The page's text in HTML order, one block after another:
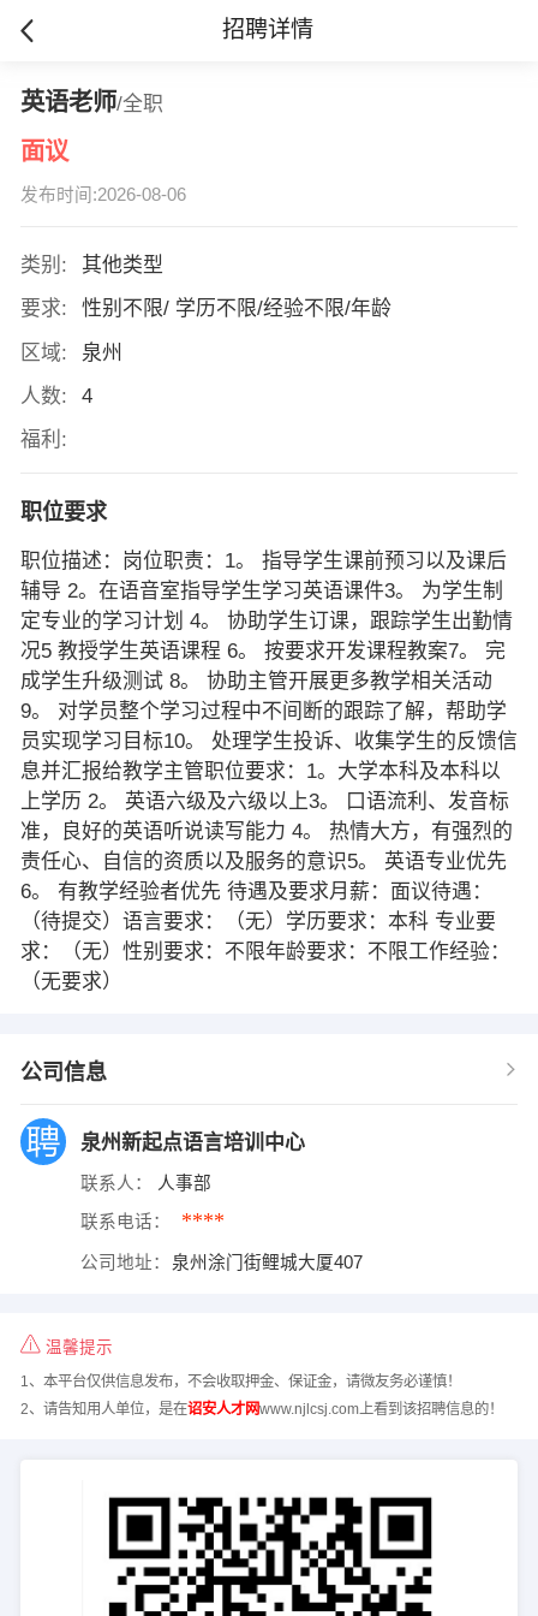
招聘详情
英语老师/全职
面议
发布时间:2026-08-06
类别:
其他类型
要求:
性别不限/ 学历不限/经验不限/年龄
区域:
泉州
人数:
4
福利:
职位要求
职位描述：岗位职责：1。 指导学生课前预习以及课后
辅导 2。在语音室指导学生学习英语课件3。 为学生制
定专业的学习计划 4。 协助学生订课，跟踪学生出勤情
况5 教授学生英语课程 6。 按要求开发课程教案7。 完
成学生升级测试 8。 协助主管开展更多教学相关活动
9。 对学员整个学习过程中不间断的跟踪了解，帮助学
员实现学习目标10。 处理学生投诉、收集学生的反馈信
息并汇报给教学主管职位要求：1。大学本科及本科以
上学历 2。 英语六级及六级以上3。 口语流利、发音标
准，良好的英语听说读写能力 4。 热情大方，有强烈的
责任心、自信的资质以及服务的意识5。 英语专业优先
6。 有教学经验者优先 待遇及要求月薪：面议待遇：
（待提交）语言要求：（无）学历要求：本科 专业要
求：（无）性别要求：不限年龄要求：不限工作经验：
（无要求）
公司信息
泉州新起点语言培训中心
联系人： 人事部
联系电话： ****
公司地址： 泉州涂门街鲤城大厦407
温馨提示
1、本平台仅供信息发布，不会收取押金、保证金，请微友务必谨慎！
2、请告知用人单位，是在诏安人才网www.njlcsj.com上看到该招聘信息的！